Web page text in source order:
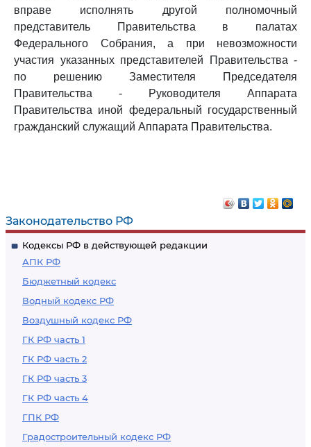
Законодательство РФ
Кодексы РФ в действующей редакции
АПК РФ
Бюджетный кодекс
Водный кодекс РФ
Воздушный кодекс РФ
ГК РФ часть 1
ГК РФ часть 2
ГК РФ часть 3
ГК РФ часть 4
ГПК РФ
Градостроительный кодекс РФ
вправе исполнять другой полномочный
представитель Правительства в палатах
Федерального Собрания, а при невозможности
участия указанных представителей Правительства -
по решению Заместителя Председателя
Правительства - Руководителя Аппарата
Правительства иной федеральный государственный
гражданский служащий Аппарата Правительства.